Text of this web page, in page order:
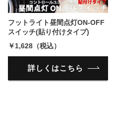
フットライト昼間点灯ON-OFF
スイッチ(貼り付けタイプ)
￥1,628（税込）
詳しくはこちら